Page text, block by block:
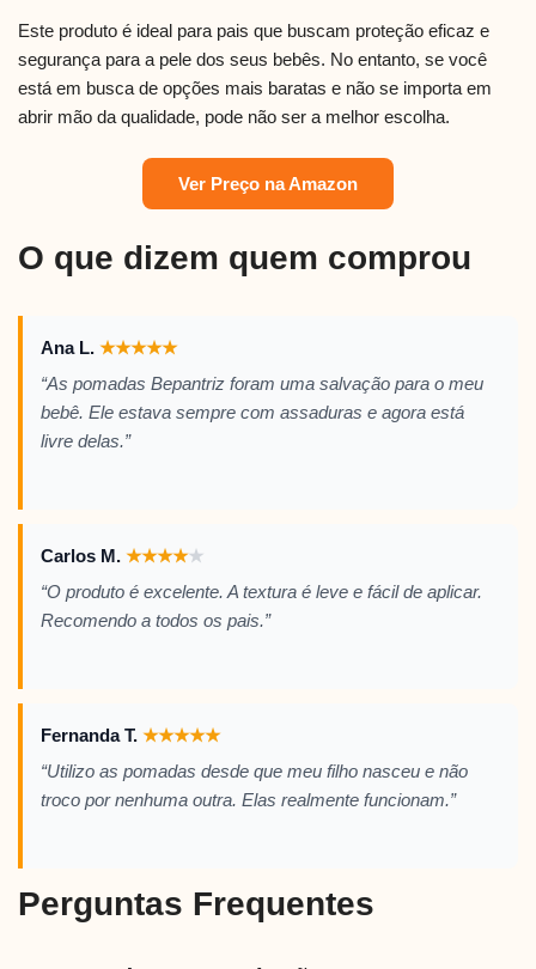
Este produto é ideal para pais que buscam proteção eficaz e
segurança para a pele dos seus bebês. No entanto, se você
está em busca de opções mais baratas e não se importa em
abrir mão da qualidade, pode não ser a melhor escolha.
Ver Preço na Amazon
O que dizem quem comprou
Ana L. ★★★★★
“As pomadas Bepantriz foram uma salvação para o meu
bebê. Ele estava sempre com assaduras e agora está
livre delas.”
Carlos M. ★★★★★
“O produto é excelente. A textura é leve e fácil de aplicar.
Recomendo a todos os pais.”
Fernanda T. ★★★★★
“Utilizo as pomadas desde que meu filho nasceu e não
troco por nenhuma outra. Elas realmente funcionam.”
Perguntas Frequentes